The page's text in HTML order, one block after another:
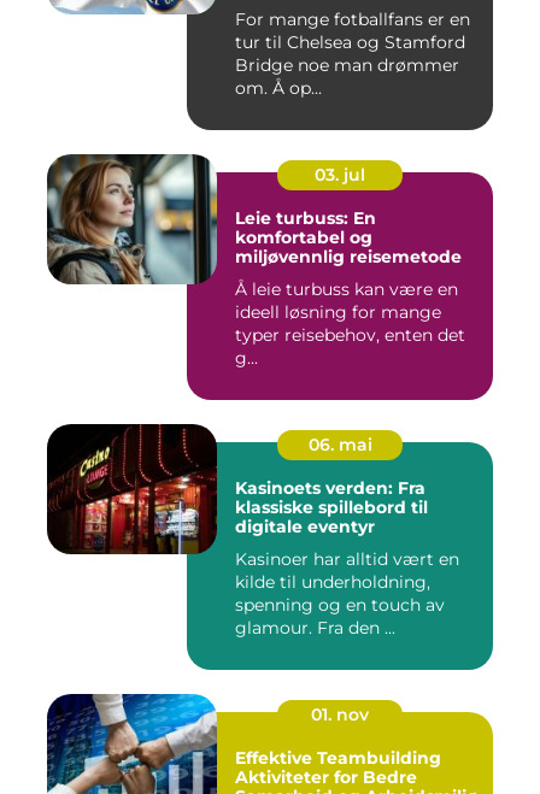
For mange fotballfans er en
tur til Chelsea og Stamford
Bridge noe man drømmer
om. Å op...
03. jul
Leie turbuss: En
komfortabel og
miljøvennlig reisemetode
Å leie turbuss kan være en
ideell løsning for mange
typer reisebehov, enten det
g...
06. mai
Kasinoets verden: Fra
klassiske spillebord til
digitale eventyr
Kasinoer har alltid vært en
kilde til underholdning,
spenning og en touch av
glamour. Fra den ...
01. nov
Effektive Teambuilding
Aktiviteter for Bedre